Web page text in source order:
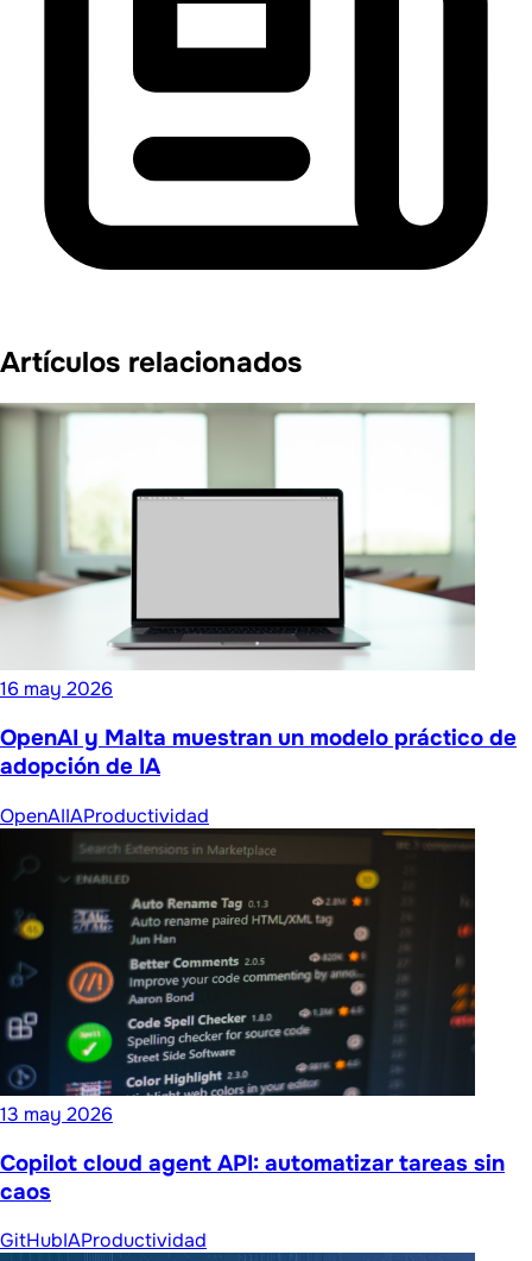
Artículos relacionados
16 may 2026
OpenAI y Malta muestran un modelo práctico de
adopción de IA
OpenAIIAProductividad
13 may 2026
Copilot cloud agent API: automatizar tareas sin
caos
GitHubIAProductividad